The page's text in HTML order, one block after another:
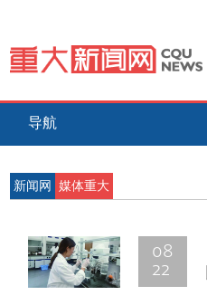
导航
新闻网 媒体重大
08
22